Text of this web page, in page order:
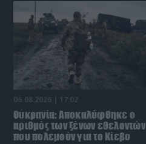
06.08.2026 | 17:02
Ουκρανία: Αποκαλύφθηκε ο
αριθμός των ξένων εθελοντών
που πολεμούν για το Κίεβο